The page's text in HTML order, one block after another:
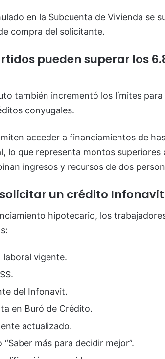
en la Subcuenta de Vivienda se
compra del solicitante.
pueden superar los
también incrementó los límites para
conyugales.
acceder a financiamientos de
lo que representa montos superiores
ingresos y recursos de dos
un crédito Infonavit
hipotecario, los
laboral vigente.
del Infonavit.
en Buró de Crédito.
actualizado.
más para decidir mejor”.